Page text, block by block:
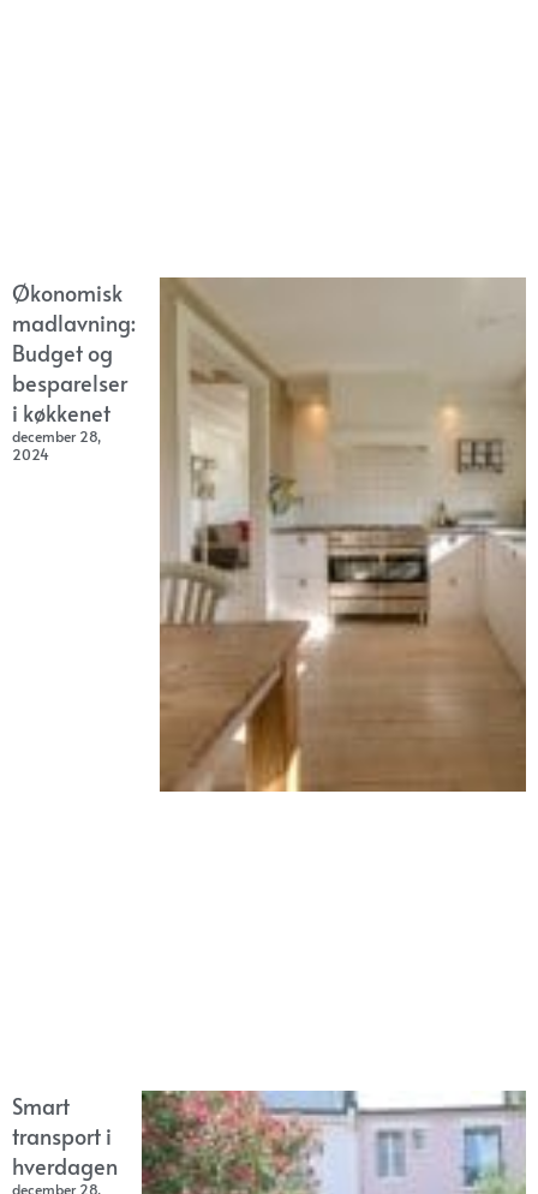
Økonomisk
madlavning:
Budget og
besparelser
i køkkenet
december 28,
2024
Smart
transport i
hverdagen
december 28,